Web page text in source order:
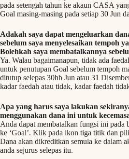
pada setengah tahun ke akaun CASA
Goal masing-masing pada setiap 30 Jun
Adakah saya dapat mengeluarkan
sebelum saya menyelesaikan tempoh
Bolehkah saya membatalkannya
Ya. Walau bagaimanapun, tidak ada
untuk penutupan Goal sebelum tempoh
ditutup selepas 30hb Jun atau 31
kadar faedah atau tidak, kadar faedah
Apa yang harus saya lakukan
menggunakan dana ini untuk
Anda dapat membatalkan fungsi ini pada
ke ‘Goal’. Klik pada ikon tiga titik dan
Dana akan dikreditkan semula ke dalam
anda sejurus selepas itu.